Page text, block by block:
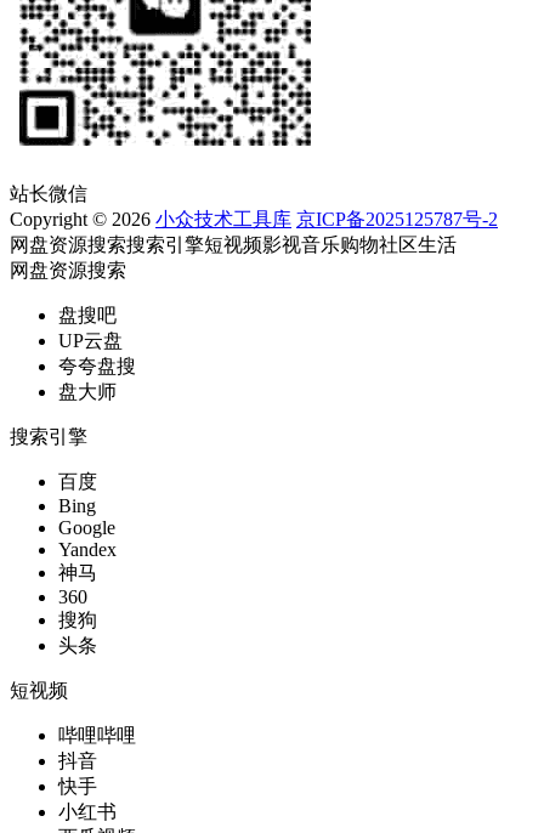
站长微信
Copyright © 2026 小众技术工具库 京ICP备2025125787号-2
网盘资源搜索搜索引擎短视频影视音乐购物社区生活
网盘资源搜索
盘搜吧
UP云盘
夸夸盘搜
盘大师
搜索引擎
百度
Bing
Google
Yandex
神马
360
搜狗
头条
短视频
哔哩哔哩
抖音
快手
小红书